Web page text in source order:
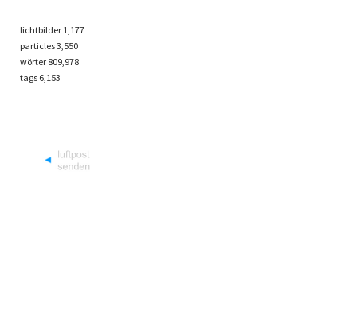
lichtbilder 1,177
particles3,550
wörter 809,978
tags 6,153